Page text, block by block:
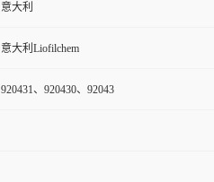
意大利
意大利Liofilchem
920431、920430、92043